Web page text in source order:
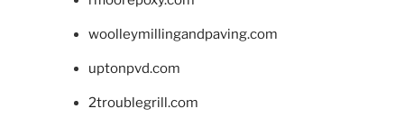
woolleymillingandpaving.com
uptonpvd.com
2troublegrill.com